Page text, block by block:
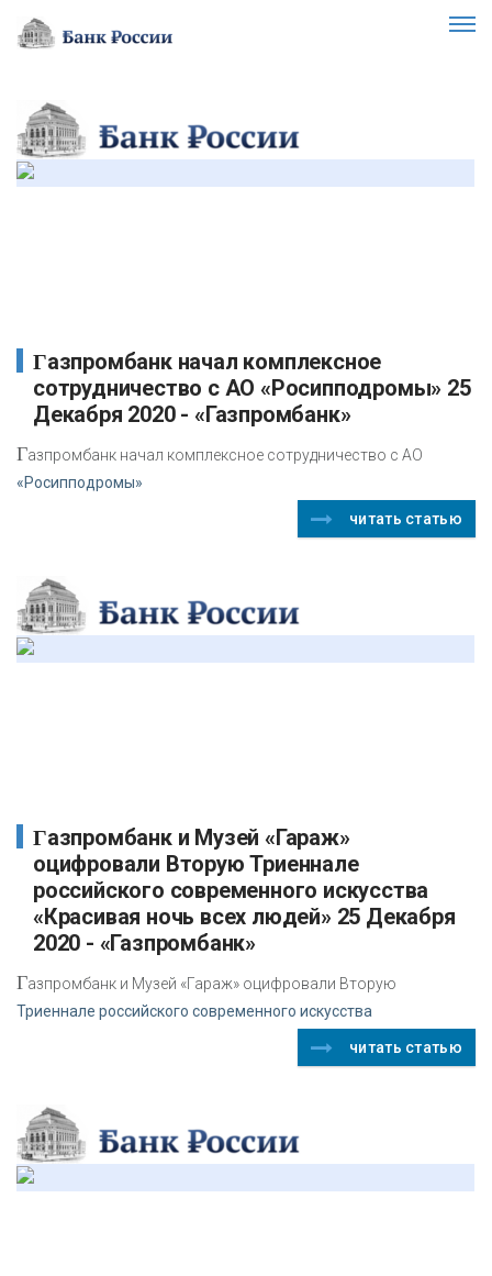
Газпромбанк начал комплексное
сотрудничество с АО «Росипподромы» 25
Декабря 2020 - «Газпромбанк»
Газпромбанк начал комплексное сотрудничество с АО
«Росипподромы»
читать статью
Газпромбанк и Музей «Гараж»
оцифровали Вторую Триеннале
российского современного искусства
«Красивая ночь всех людей» 25 Декабря
2020 - «Газпромбанк»
Газпромбанк и Музей «Гараж» оцифровали Вторую
Триеннале российского современного искусства
читать статью